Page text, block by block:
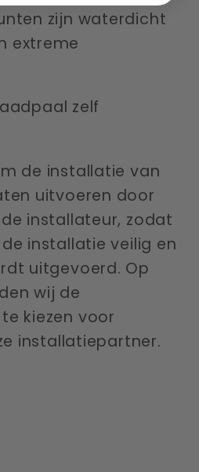
zijn waterdicht
extreme
zelf
de installatie van
uitvoeren door
installateur, zodat
installatie veilig en
uitgevoerd. Op
wij de
kiezen voor
installatiepartner.